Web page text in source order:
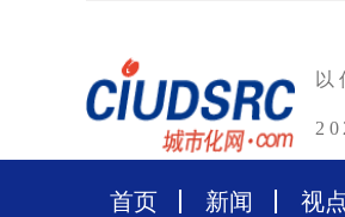
以
首页 新闻 视点